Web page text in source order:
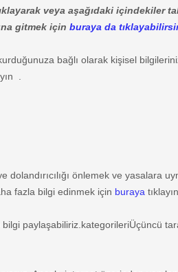
veya aşağıdaki içindekiler
gitmek için buraya da
bağlı olarak kişisel
.
önlemek ve yasalara
fazla bilgi edinmek için buraya
paylaşabiliriz. kategorileriÜçüncü